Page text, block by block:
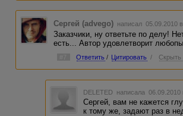
Сергей (advego) написал 05.09.2010
Заказчики, ну ответьте по делу!
есть... Автор удовлетворит
Ответить / Цитировать / Скрыть
DELETED написала 06.09.2010
Сергей, вам не кажется
к тому же, задают раз в